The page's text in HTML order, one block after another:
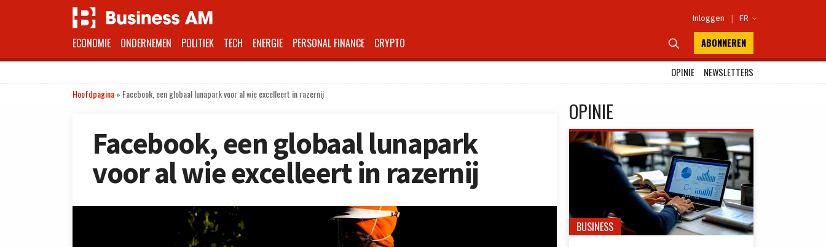
Inloggen | FR 
ECONOMIE ONDERNEMEN POLITIEK TECH ENERGIE PERSONAL FINANCE CRYPTO  ABONNEREN
OPINIE
NEWSLETTERS
Hoofdpagina» Facebook, een globaal lunapark voor al wie excelleert in razernij
Facebook, een globaal lunapark
voor al wie excelleert in razernij
OPINIE
BUSINESS